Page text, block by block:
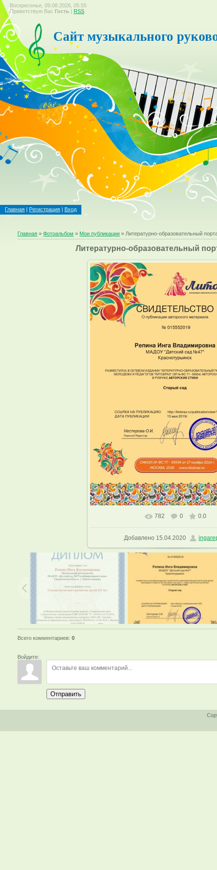
Воскресенье, 09.08.2026, 05:55
Приветствую Вас Гость | RSS
Сайт музыкального
Главная | Регистрация | Вход
Главная »Фотоальбом » Мои публикации » Литературно-образовательный
Литературно-образовательный
В реальном размере 1132x1600
782 0 0.0
Добавлено 15.04.2020
Всего комментариев:0
Войдите:
Отправить